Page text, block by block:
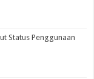
Status Penggunaan